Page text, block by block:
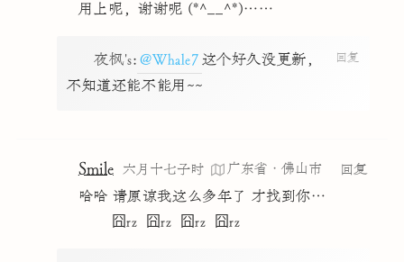
用上呢，谢谢呢 (*^__^*)……
夜枫's: @Whale7 这个好久没更新，
不知道还能不能用~~
回复
Smile 六月十七子时 广东省·佛山市
回复
哈哈 请原谅我这么多年了 才找到你…
        囧rz  囧rz  囧rz  囧rz